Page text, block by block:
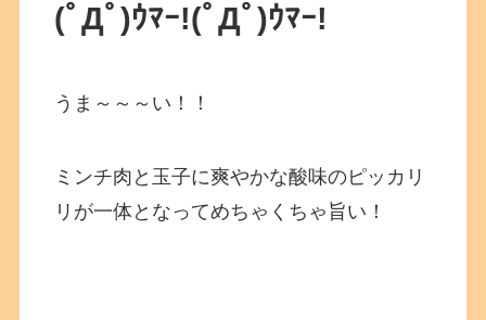
(ﾟДﾟ)ｳﾏｰ!(ﾟДﾟ)ｳﾏｰ!
うま～～～い！！
ミンチ肉と玉子に爽やかな酸味のピッカリ
リが一体となってめちゃくちゃ旨い！